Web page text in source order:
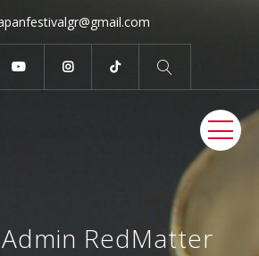
RedMatter